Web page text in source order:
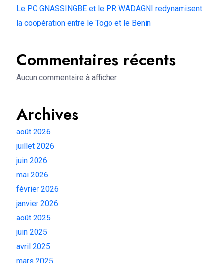
Le PC GNASSINGBE et le PR WADAGNI redynamisent
la coopération entre le Togo et le Benin
Commentaires récents
Aucun commentaire à afficher.
Archives
août 2026
juillet 2026
juin 2026
mai 2026
février 2026
janvier 2026
août 2025
juin 2025
avril 2025
mars 2025